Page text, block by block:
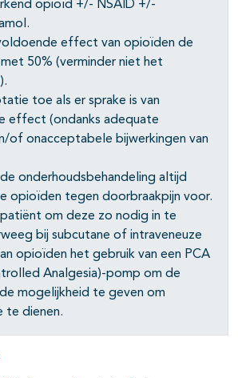
opioïd +/- NSAID +/-
effect van opioïden de
50% (verminder niet het
toe als er sprake is van
effect (ondanks adequate
of onacceptabele bijwerkingen van
onderhoudsbehandeling altijd
opioïden tegen doorbraakpijn voor.
patiënt om deze zo nodig in te
bij subcutane of intraveneuze
opioïden het gebruik van een PCA
Analgesia)-pomp om de
mogelijkheid te geven om
te dienen.